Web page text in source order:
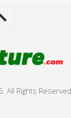
Rights Reserved.